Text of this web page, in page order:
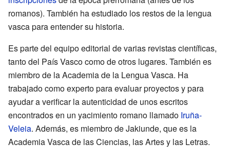
romanos). También ha estudiado los restos de la lengua
vasca para entender su historia.
Es parte del equipo editorial de varias revistas científicas,
tanto del País Vasco como de otros lugares. También es
miembro de la Academia de la Lengua Vasca. Ha
trabajado como experto para evaluar proyectos y para
ayudar a verificar la autenticidad de unos escritos
encontrados en un yacimiento romano llamado Iruña-
Veleia. Además, es miembro de Jakiunde, que es la
Academia Vasca de las Ciencias, las Artes y las Letras.